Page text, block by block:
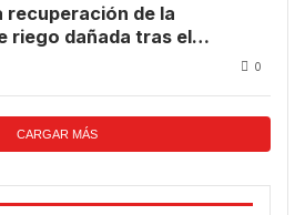
recuperación de la
riego dañada tras el
0
CARGAR MÁS